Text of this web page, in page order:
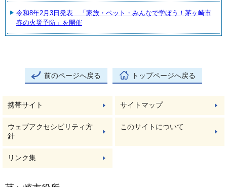
令和8年2月3日発表 「家族・ペット・みんなで学ぼう！茅ヶ崎市
春の火災予防」を開催
前のページへ戻る トップページへ戻る
携帯サイト サイトマップ
ウェブアクセシビリティ方
針
このサイトについて
リンク集